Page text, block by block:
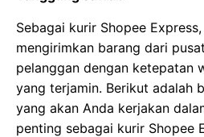
Sebagai kurir Shopee
mengirimkan barang dari
pelanggan dengan ketepatan
yang terjamin. Berikut adalah
yang akan Anda kerjakan
penting sebagai kurir Shopee